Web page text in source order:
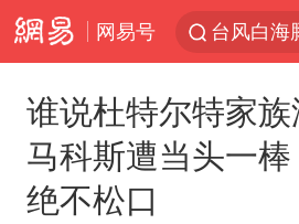
网易号
谁说杜特尔特家族
马科斯遭当头一
绝不松口